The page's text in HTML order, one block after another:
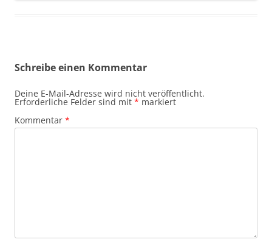
Schreibe einen Kommentar
Deine E-Mail-Adresse wird nicht veröffentlicht.
Erforderliche Felder sind mit * markiert
Kommentar *